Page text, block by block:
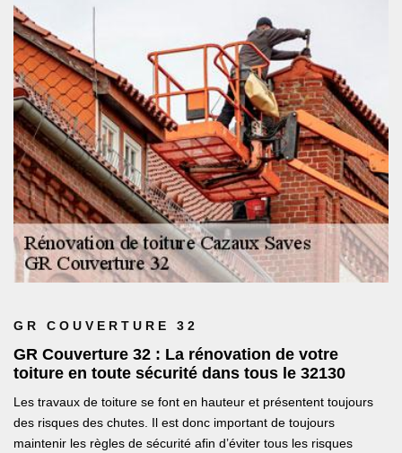
GR COUVERTURE 32
GR Couverture 32 : La rénovation de votre
toiture en toute sécurité dans tous le 32130
Les travaux de toiture se font en hauteur et présentent toujours
des risques des chutes. Il est donc important de toujours
maintenir les règles de sécurité afin d’éviter tous les risques